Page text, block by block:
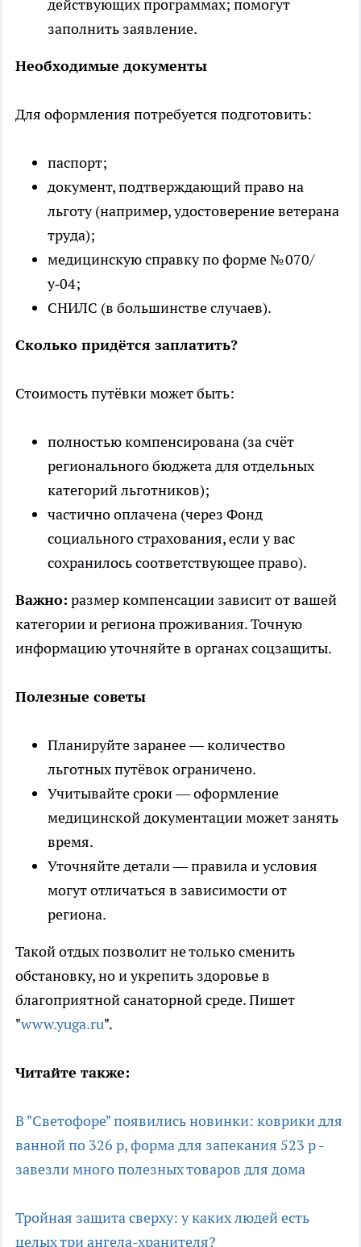
действующих программах; помогут
заполнить заявление.
Необходимые документы
Для оформления потребуется подготовить:
паспорт;
документ, подтверждающий право на
льготу (например, удостоверение ветерана
труда);
медицинскую справку по форме № 070/
у‑04;
СНИЛС (в большинстве случаев).
Сколько придётся заплатить?
Стоимость путёвки может быть:
полностью компенсирована (за счёт
регионального бюджета для отдельных
категорий льготников);
частично оплачена (через Фонд
социального страхования, если у вас
сохранилось соответствующее право).
Важно: размер компенсации зависит от вашей
категории и региона проживания. Точную
информацию уточняйте в органах соцзащиты.
Полезные советы
Планируйте заранее — количество
льготных путёвок ограничено.
Учитывайте сроки — оформление
медицинской документации может занять
время.
Уточняйте детали — правила и условия
могут отличаться в зависимости от
региона.
Такой отдых позволит не только сменить
обстановку, но и укрепить здоровье в
благоприятной санаторной среде. Пишет
"www.yuga.ru".
Читайте также:
В "Светофоре" появились новинки: коврики для
ванной по 326 р, форма для запекания 523 р -
завезли много полезных товаров для дома
Тройная защита сверху: у каких людей есть
целых три ангела-хранителя?